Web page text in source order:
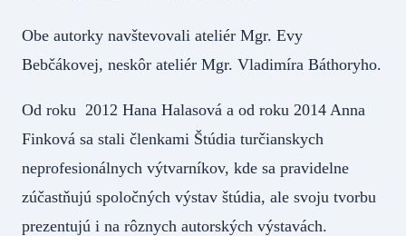
Obe autorky navštevovali ateliér Mgr. Evy
Bebčákovej, neskôr ateliér Mgr. Vladimíra Báthoryho.
Od roku 2012 Hana Halasová a od roku 2014 Anna
Finková sa stali členkami Štúdia turčianskych
neprofesionálnych výtvarníkov, kde sa pravidelne
zúčastňujú spoločných výstav štúdia, ale svoju tvorbu
prezentujú i na rôznych autorských výstavách.